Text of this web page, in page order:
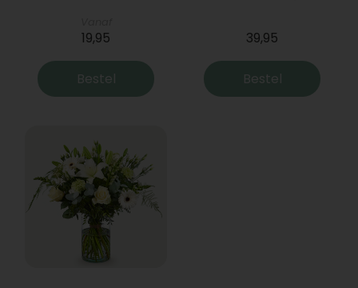
19,95
Bestel
39,95
Bestel